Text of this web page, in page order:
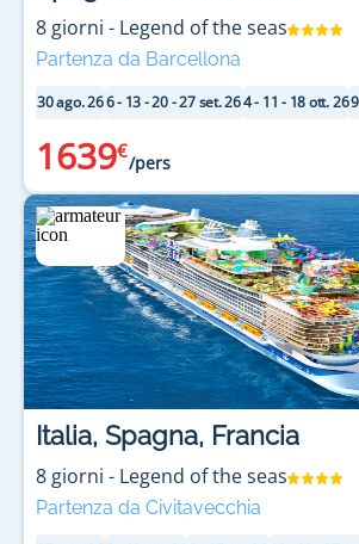
leggendaria, una celebrazione della
e delle scoperte straordinarie.
8 giorni - Legend of the seas
Partenza da Barcellona
30 ago. 266 - 13 - 20 - 27 set. 264 - 11 - 18 ott. 26
1639€
/pers
Italia, Spagna, Francia
8 giorni - Legend of the seas
Partenza da Civitavecchia